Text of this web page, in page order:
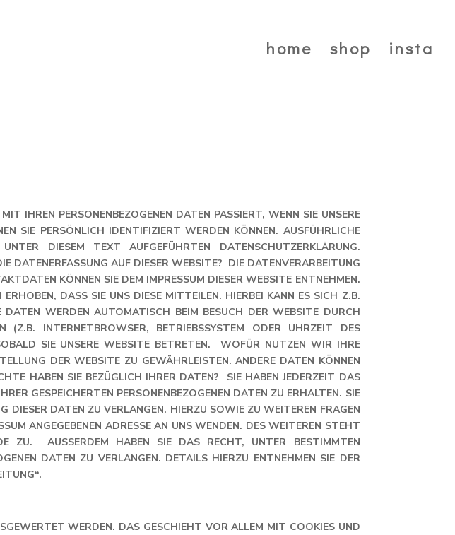
home shop insta
IHREN PERSONENBEZOGENEN DATEN PASSIERT, WENN SIE UNSERE
SIE PERSÖNLICH IDENTIFIZIERT WERDEN KÖNNEN. AUSFÜHRLICHE
DIESEM TEXT AUFGEFÜHRTEN DATENSCHUTZERKLÄRUNG.
AUF DIESER WEBSITE? DIE DATENVERARBEITUNG
KÖNNEN SIE DEM IMPRESSUM DIESER WEBSITE ENTNEHMEN.
DASS SIE UNS DIESE MITTEILEN. HIERBEI KANN ES SICH Z.B.
WERDEN AUTOMATISCH BEIM BESUCH DER WEBSITE DURCH
INTERNETBROWSER, BETRIEBSSYSTEM ODER UHRZEIT DES
SIE UNSERE WEBSITE BETRETEN. WOFÜR NUTZEN WIR IHRE
DER WEBSITE ZU GEWÄHRLEISTEN. ANDERE DATEN KÖNNEN
HABEN SIE BEZÜGLICH IHRER DATEN? SIE HABEN JEDERZEIT DAS
GESPEICHERTEN PERSONENBEZOGENEN DATEN ZU ERHALTEN. SIE
DATEN ZU VERLANGEN. HIERZU SOWIE ZU WEITEREN FRAGEN Z
ANGEGEBENEN ADRESSE AN UNS WENDEN. DES WEITEREN STEHT I
ZU. AUSSERDEM HABEN SIE DAS RECHT, UNTER BESTIMMTEN UM
DATEN ZU VERLANGEN. DETAILS HIERZU ENTNEHMEN SIE DER DA
WERDEN. DAS GESCHIEHT VOR ALLEM MIT COOKIES UND